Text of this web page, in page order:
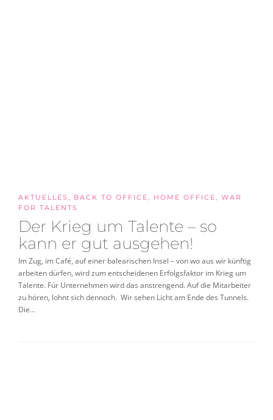
AKTUELLES, BACK TO OFFICE, HOME OFFICE, WAR
FOR TALENTS
Der Krieg um Talente – so
kann er gut ausgehen!
Im Zug, im Café, auf einer balearischen Insel – von wo aus wir künftig
arbeiten dürfen, wird zum entscheidenen Erfolgsfaktor im Krieg um
Talente. Für Unternehmen wird das anstrengend. Auf die Mitarbeiter
zu hören, lohnt sich dennoch. Wir sehen Licht am Ende des Tunnels.
Die...